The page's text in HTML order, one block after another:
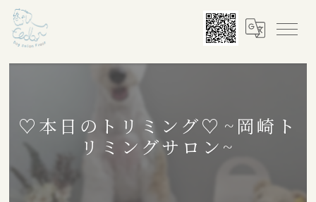
♡本日のトリミング♡⁠~岡崎ト
リミングサロン~